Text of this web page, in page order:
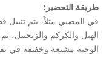
طريقة التحضير:
في المضبي مثلاً، يتم تتبيل
الهيل والكركم والزنجبيل،
الوجبة مشبعة وخفيفة في